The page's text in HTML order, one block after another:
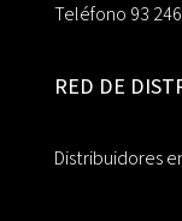
Teléfono 93
RED DE
Distribuidores